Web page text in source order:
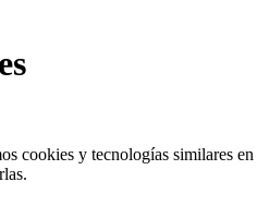
cookies y tecnologías similares